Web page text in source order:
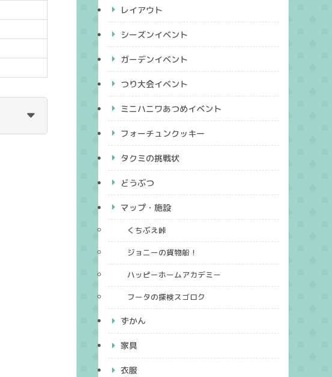
レイアウト
シーズンイベント
ガーデンイベント
つり大会イベント
ミニハニワあつめイベント
フォーチュンクッキー
タクミの挑戦状
どうぶつ
マップ・施設
くちぶえ峠
ジョニーの貨物船！
ハッピーホームアカデミー
フータの探検スゴロク
ずかん
家具
衣服